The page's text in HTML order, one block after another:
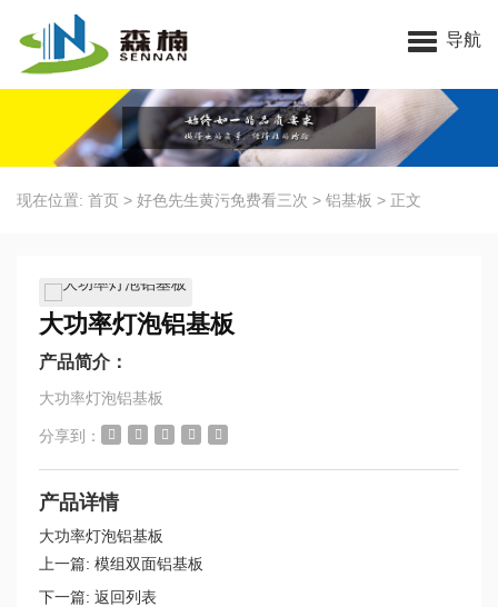
昆山好色先生官网下载电子科技有限公司
导航
现在位置: 首页 > 好色先生黄污免费看三次 > 铝基板 > 正文
大功率灯泡铝基板
产品简介：
大功率灯泡铝基板
分享到：
产品详情
大功率灯泡铝基板
上一篇: 模组双面铝基板
下一篇: 返回列表